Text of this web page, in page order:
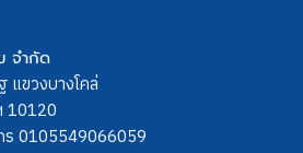
จำกัด
แขวงบางโคล่
10120
ร 0105549066059